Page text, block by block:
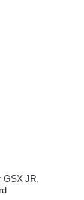
GSX JR,